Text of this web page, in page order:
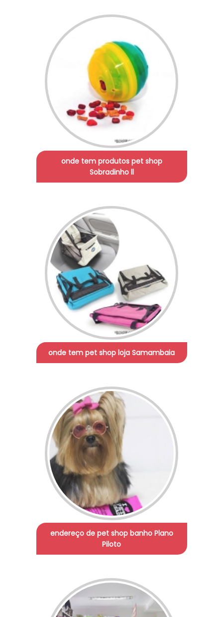
onde tem produtos pet shop
Sobradinho ll
onde tem pet shop loja Samambaia
endereço de pet shop banho Plano
Piloto